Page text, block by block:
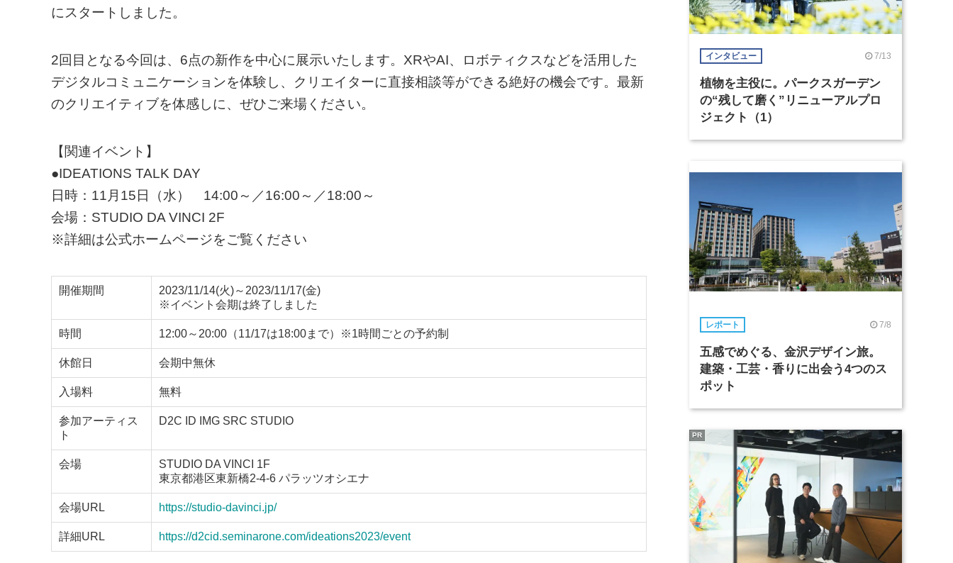
にスタートしました。
2回目となる今回は、6点の新作を中心に展示いたします。XRやAI、ロボティクスなどを活用した
デジタルコミュニケーションを体験し、クリエイターに直接相談等ができる絶好の機会です。最新
のクリエイティブを体感しに、ぜひご来場ください。
【関連イベント】
●IDEATIONS TALK DAY
日時：11月15日（水） 14:00～／16:00～／18:00～
会場：STUDIO DA VINCI 2F
※詳細は公式ホームページをご覧ください
開催期間
2023/11/14(火)～2023/11/17(金)
※イベント会期は終了しました
時間 12:00～20:00（11/17は18:00まで）※1時間ごとの予約制
休館日 会期中無休
入場料 無料
参加アーティス
ト
D2C ID IMG SRC STUDIO
会場
STUDIO DA VINCI 1F
東京都港区東新橋2-4-6 パラッツオシエナ
会場URL https://studio-davinci.jp/
詳細URL https://d2cid.seminarone.com/ideations2023/event
インタビュー 7/13
植物を主役に。パークスガーデン
の“残して磨く”リニューアルプロ
ジェクト（1）
レポート 7/8
五感でめぐる、金沢デザイン旅。
建築・工芸・香りに出会う4つのス
ポット
PR